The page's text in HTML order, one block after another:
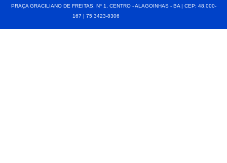
PRAÇA GRACILIANO DE FREITAS, Nº 1, CENTRO - ALAGOINHAS - BA | CEP: 48.000-
167 | 75 3423-8306⠀⠀⠀⠀⠀⠀⠀⠀⠀⠀